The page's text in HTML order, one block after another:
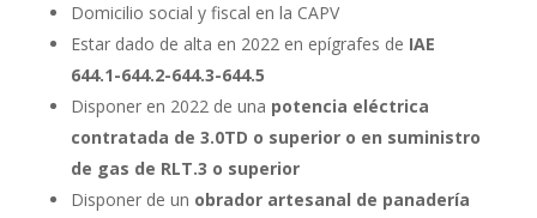
Domicilio social y fiscal en la CAPV
Estar dado de alta en 2022 en epígrafes de IAE
644.1-644.2-644.3-644.5
Disponer en 2022 de una potencia eléctrica
contratada de 3.0TD o superior o en suministro
de gas de RLT.3 o superior
Disponer de un obrador artesanal de panadería